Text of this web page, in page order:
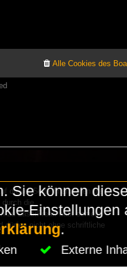
Alle Cookies des
dieser Seite finanzieren die
die
zu LaserFreak habt schickt
dürfen nicht ohne schriftliche
Sie können
Einstellungen
.
Externe